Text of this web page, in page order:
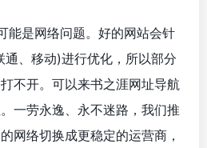
能是网络问题。好的网站会针
、移动)进行优化，所以部分
不开。可以来书之涯网址导航
一劳永逸、永不迷路，我们推
网络切换成更稳定的运营商，